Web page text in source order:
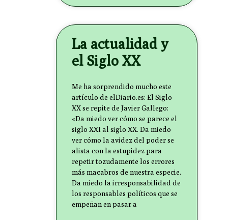
La actualidad y
el Siglo XX
Me ha sorprendido mucho este
artículo de elDiario.es: El Siglo
XX se repite de Javier Gallego:
«Da miedo ver cómo se parece el
siglo XXI al siglo XX. Da miedo
ver cómo la avidez del poder se
alista con la estupidez para
repetir tozudamente los errores
más macabros de nuestra especie.
Da miedo la irresponsabilidad de
los responsables políticos que se
empeñan en pasar a